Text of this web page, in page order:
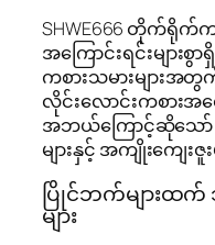
SHWE666 တိုက်ရိုက်
အကြောင်းရင်းများ
ကစားသမားများအ
လိုင်းလောင်းကစားအ
အဘယ်ကြောင့်ဆိုသော်
များနှင့် အကျိုးကျေးဇူ
ပြိုင်ဘက်များထက်
များ